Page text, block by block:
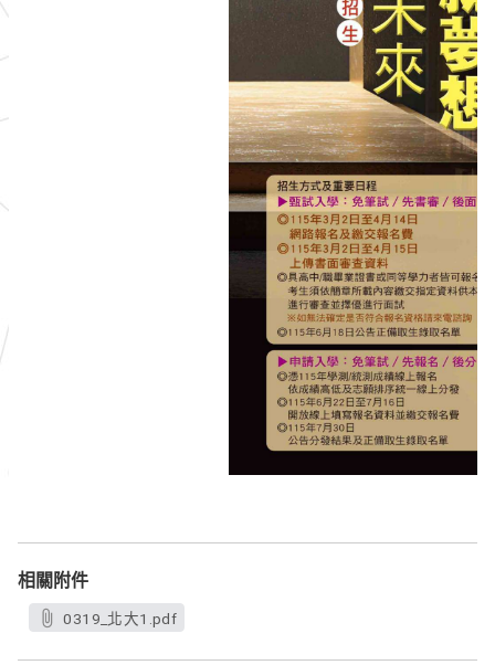
相關附件
0319_北大1.pdf